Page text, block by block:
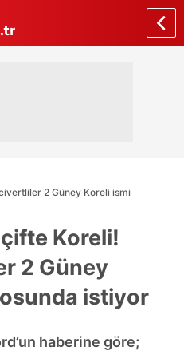
2 Güney Koreli ismi
Koreli!
2 Güney
istiyor
haberine göre;